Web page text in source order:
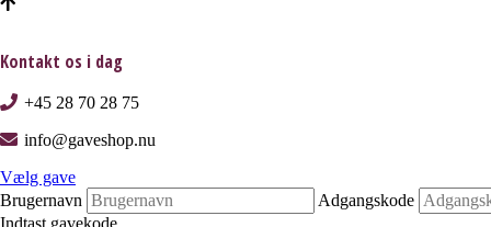
Kontakt os i dag
+45 28 70 28 75
info@gaveshop.nu
Vælg gave
Brugernavn
Adgangskode